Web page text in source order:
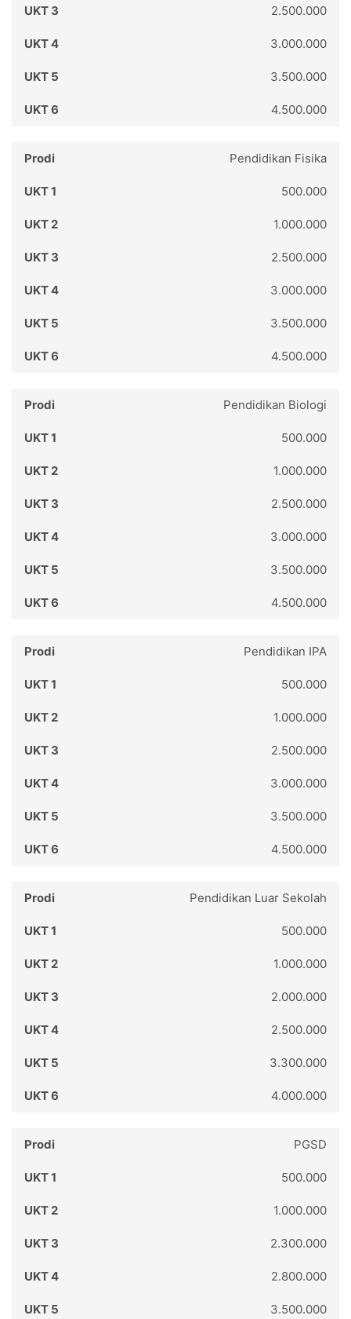
2.500.000
3.000.000
3.500.000
4.500.000
Pendidikan Fisika
500.000
1.000.000
2.500.000
3.000.000
3.500.000
4.500.000
Pendidikan Biologi
500.000
1.000.000
2.500.000
3.000.000
3.500.000
4.500.000
Pendidikan IPA
500.000
1.000.000
2.500.000
3.000.000
3.500.000
4.500.000
Pendidikan Luar Sekolah
500.000
1.000.000
2.000.000
2.500.000
3.300.000
4.000.000
PGSD
500.000
1.000.000
2.300.000
2.800.000
3.500.000